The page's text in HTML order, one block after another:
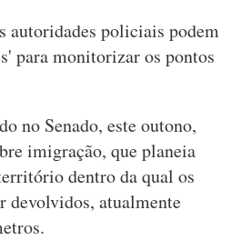
autoridades policiais podem
para monitorizar os pontos
no Senado, este outono,
imigração, que planeia
dentro da qual os
devolvidos, atualmente